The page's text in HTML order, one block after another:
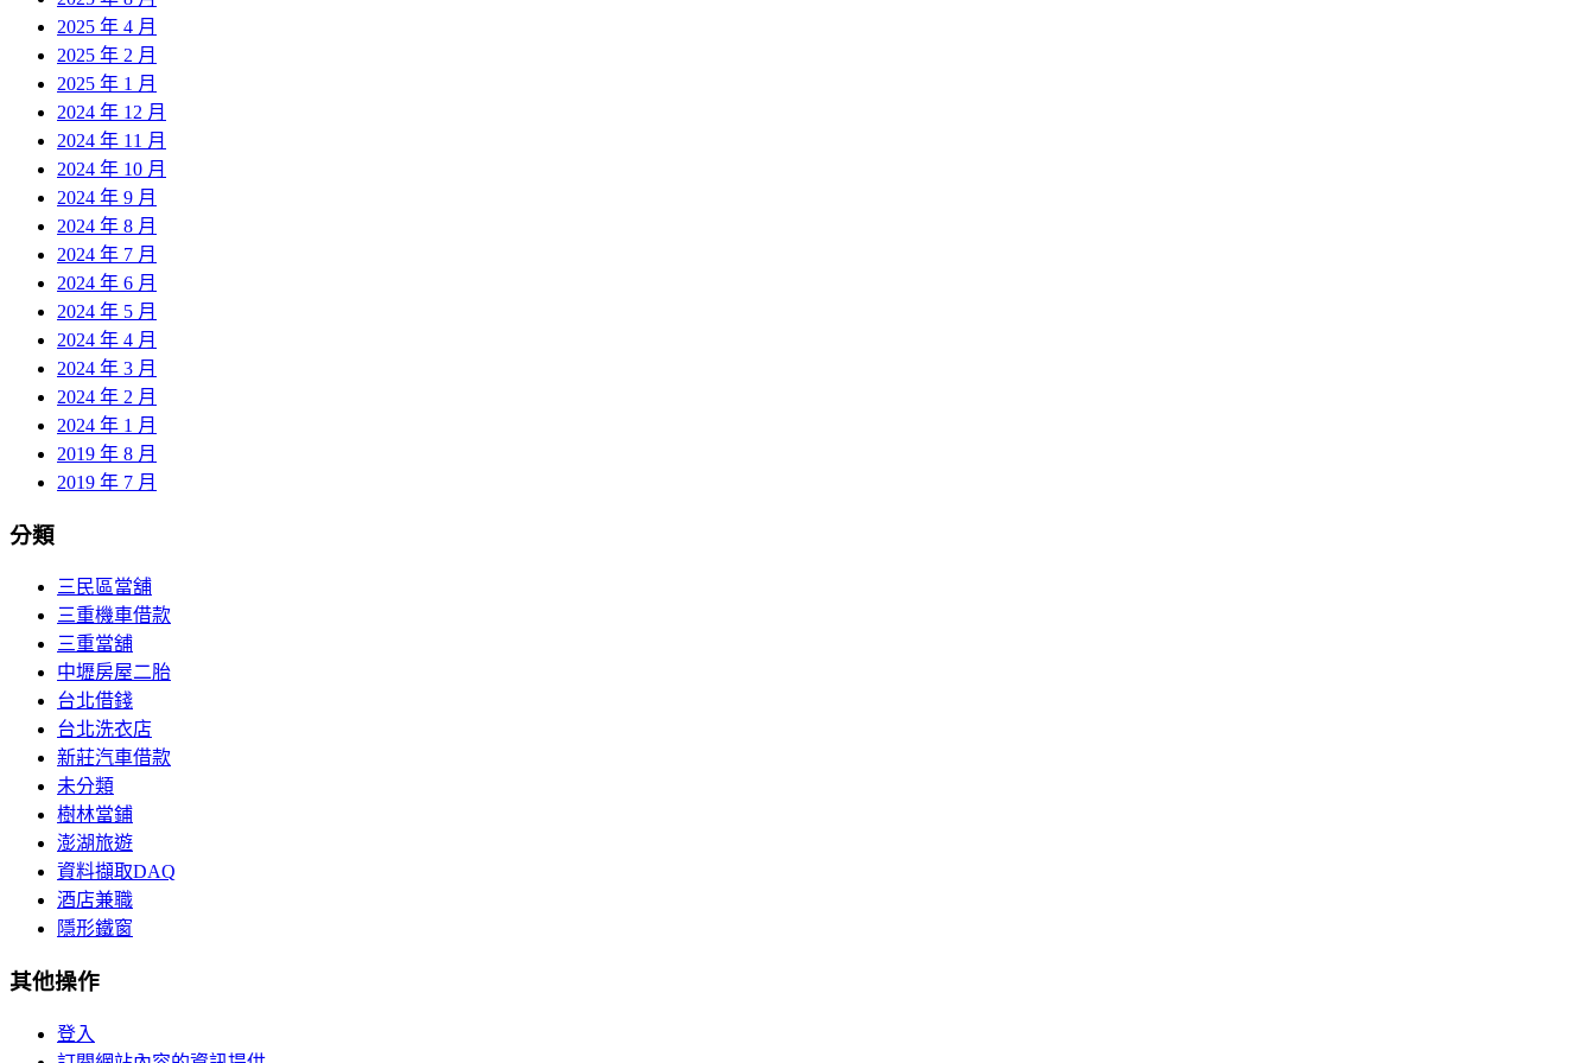
2025 年 4 月
2025 年 2 月
2025 年 1 月
2024 年 12 月
2024 年 11 月
2024 年 10 月
2024 年 9 月
2024 年 8 月
2024 年 7 月
2024 年 6 月
2024 年 5 月
2024 年 4 月
2024 年 3 月
2024 年 2 月
2024 年 1 月
2019 年 8 月
2019 年 7 月
分類
三民區當舖
三重機車借款
三重當舖
中壢房屋二胎
台北借錢
台北洗衣店
新莊汽車借款
未分類
樹林當鋪
澎湖旅遊
資料擷取DAQ
酒店兼職
隱形鐵窗
其他操作
登入